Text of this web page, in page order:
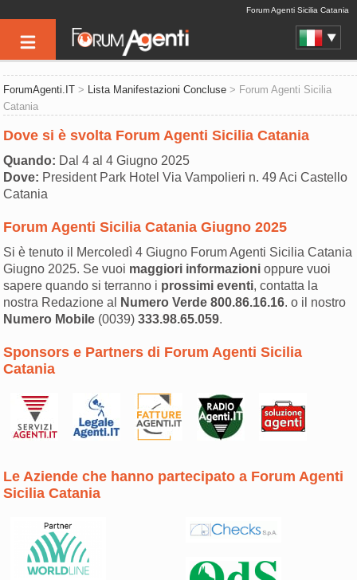
Forum Agenti Sicilia Catania
ForumAgenti.IT > Lista Manifestazioni Concluse > Forum Agenti Sicilia
Catania
Dove si è svolta Forum Agenti Sicilia Catania
Quando: Dal 4 al 4 Giugno 2025
Dove: President Park Hotel Via Vampolieri n. 49 Aci Castello
Catania
Forum Agenti Sicilia Catania Giugno 2025
Si è tenuto il Mercoledì 4 Giugno Forum Agenti Sicilia Catania
Giugno 2025. Se vuoi maggiori informazioni oppure vuoi
sapere quando si terranno i prossimi eventi, contatta la
nostra Redazione al
Numero Verde 800.86.16.16. o il nostro
Numero Mobile (0039)333.98.65.059.
Sponsors e Partners di Forum Agenti Sicilia
Catania
Le Aziende che hanno partecipato a Forum Agenti
Sicilia Catania